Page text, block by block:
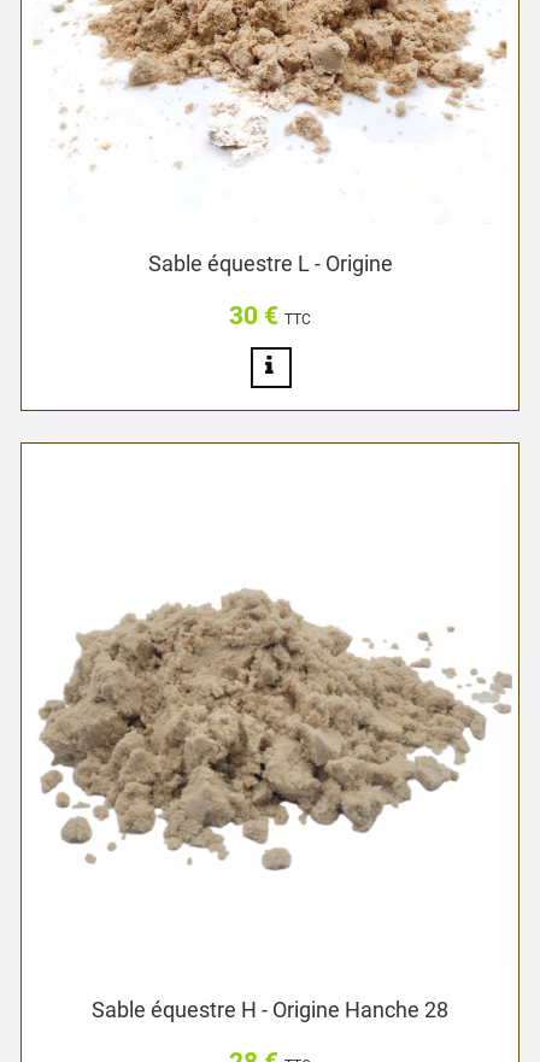
Sable équestre L - Origine
Prix
30 € TTC
Sable équestre H - Origine Hanche 28
Prix